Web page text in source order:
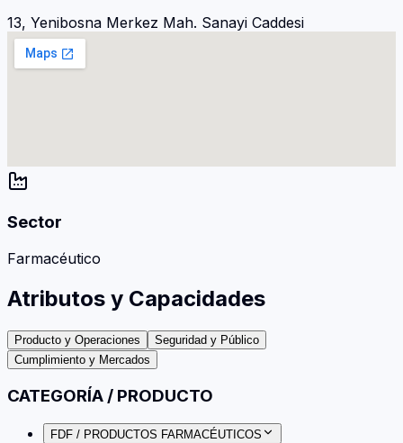
13, Yenibosna Merkez Mah. Sanayi Caddesi
Sector
Farmacéutico
Atributos y Capacidades
Producto y Operaciones
Seguridad y Público
Cumplimiento y Mercados
CATEGORÍA / PRODUCTO
FDF / PRODUCTOS FARMACÉUTICOS